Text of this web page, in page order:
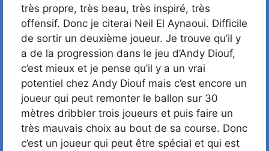
très propre, très beau, très inspiré, très
offensif. Donc je citerai Neil El Aynaoui. Difficile
de sortir un deuxième joueur. Je trouve qu’il y
a de la progression dans le jeu d’Andy Diouf,
c’est mieux et je pense qu’il y a un vrai
potentiel chez Andy Diouf mais c’est encore un
joueur qui peut remonter le ballon sur 30
mètres dribbler trois joueurs et puis faire un
très mauvais choix au bout de sa course. Donc
c’est un joueur qui peut être spécial et qui est